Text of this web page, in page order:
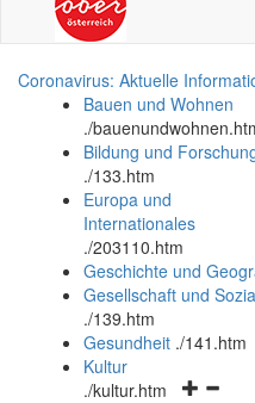
Coronavirus: Aktuelle
Bauen und Wohnen
./
Bildung und
./133.htm
Europa und
Internationales
./203110.htm
Geschichte und
Gesellschaft und
./139.htm
Gesundheit ./141.htm
Kultur
./kultur.htm